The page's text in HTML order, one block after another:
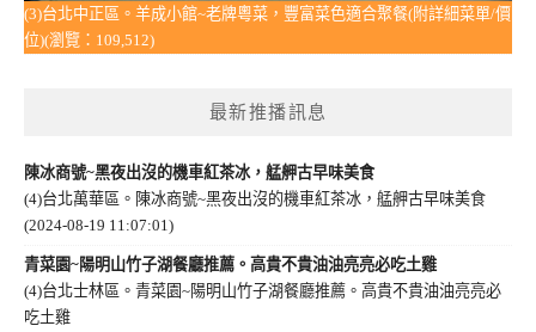
(3)台北中正區。羊成小館~老牌粵菜，豐富菜色適合聚餐(附詳細菜單/價
位)(瀏覽：109,512)
最新推播訊息
陳冰商號~黑夜出沒的機車紅茶冰，艋舺古早味美食
(4)台北萬華區。陳冰商號~黑夜出沒的機車紅茶冰，艋舺古早味美食
(2024-08-19 11:07:01)
青菜園~陽明山竹子湖餐廳推薦。高貴不貴油油亮亮必吃土雞
(4)台北士林區。青菜園~陽明山竹子湖餐廳推薦。高貴不貴油油亮亮必
吃土雞